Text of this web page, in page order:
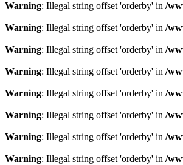
Warning: Illegal string offset 'orderby' in /
Warning: Illegal string offset 'orderby' in /
Warning: Illegal string offset 'orderby' in /
Warning: Illegal string offset 'orderby' in /
Warning: Illegal string offset 'orderby' in /
Warning: Illegal string offset 'orderby' in /
Warning: Illegal string offset 'orderby' in /
Warning: Illegal string offset 'orderby' in /